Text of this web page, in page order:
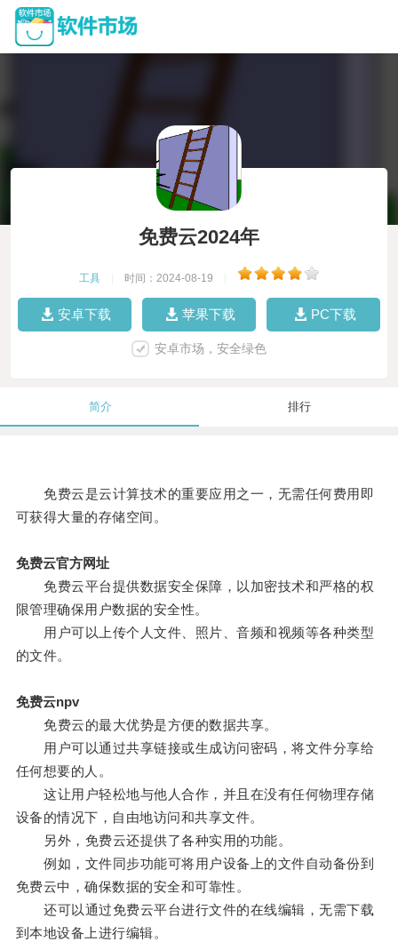
免费云2024年
工具 时间：2024-08-19
安卓下载 苹果下载 PC下载
安卓市场，安全绿色
简介 排行
免费云是云计算技术的重要应用之一，无需任何费用即
可获得大量的存储空间。
免费云官方网址
免费云平台提供数据安全保障，以加密技术和严格的权
限管理确保用户数据的安全性。
用户可以上传个人文件、照片、音频和视频等各种类型
的文件。
免费云npv
免费云的最大优势是方便的数据共享。
用户可以通过共享链接或生成访问密码，将文件分享给
任何想要的人。
这让用户轻松地与他人合作，并且在没有任何物理存储
设备的情况下，自由地访问和共享文件。
另外，免费云还提供了各种实用的功能。
例如，文件同步功能可将用户设备上的文件自动备份到
免费云中，确保数据的安全和可靠性。
还可以通过免费云平台进行文件的在线编辑，无需下载
到本地设备上进行编辑。